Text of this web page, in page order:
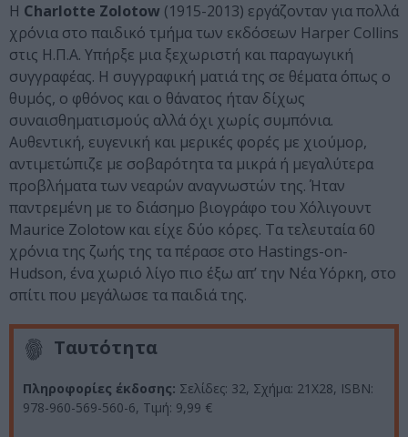
Η Charlotte Zolotow (1915-2013) εργάζονταν για πολλά
χρόνια στο παιδικό τμήμα των εκδόσεων Harper Collins
στις Η.Π.Α. Υπήρξε μια ξεχωριστή και παραγωγική
συγγραφέας. Η συγγραφική ματιά της σε θέματα όπως ο
θυμός, ο φθόνος και ο θάνατος ήταν δίχως
συναισθηματισμούς αλλά όχι χωρίς συμπόνια.
Αυθεντική, ευγενική και μερικές φορές με χιούμορ,
αντιμετώπιζε με σοβαρότητα τα μικρά ή μεγαλύτερα
προβλήματα των νεαρών αναγνωστών της. Ήταν
παντρεμένη με το διάσημο βιογράφο του Χόλιγουντ
Maurice Zolotow και είχε δύο κόρες. Τα τελευταία 60
χρόνια της ζωής της τα πέρασε στο Hastings-on-
Hudson, ένα χωριό λίγο πιο έξω απ’ την Νέα Υόρκη, στο
σπίτι που μεγάλωσε τα παιδιά της.
Ταυτότητα
Πληροφορίες έκδοσης: Σελίδες: 32, Σχήμα: 21Χ28, ΙSBN:
978-960-569-560-6, Τιμή: 9,99 €